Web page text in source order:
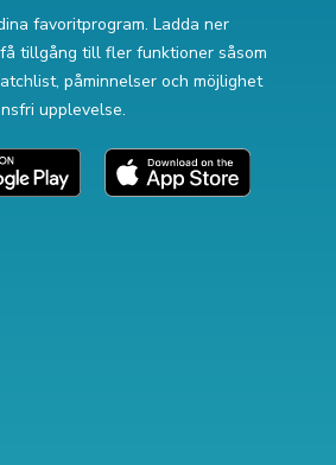
favoritprogram. Ladda ner
tillgång till fler funktioner såsom
påminnelser och möjlighet
upplevelse.